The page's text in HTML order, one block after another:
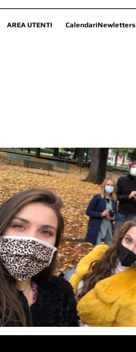
AREA UTENTI CalendariNewletters